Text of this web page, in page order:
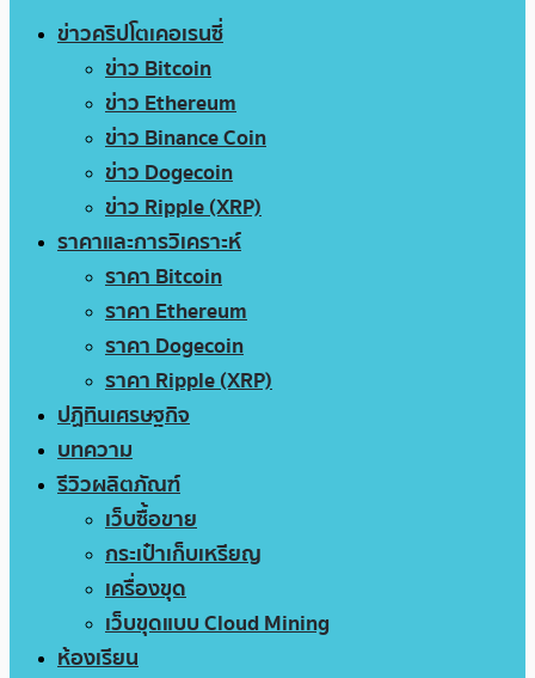
ข่าวคริปโตเคอเรนซี่
ข่าว Bitcoin
ข่าว Ethereum
ข่าว Binance Coin
ข่าว Dogecoin
ข่าว Ripple (XRP)
ราคาและการวิเคราะห์
ราคา Bitcoin
ราคา Ethereum
ราคา Dogecoin
ราคา Ripple (XRP)
ปฏิทินเศรษฐกิจ
บทความ
รีวิวผลิตภัณฑ์
เว็บซื้อขาย
กระเป๋าเก็บเหรียญ
เครื่องขุด
เว็บขุดแบบ Cloud Mining
ห้องเรียน